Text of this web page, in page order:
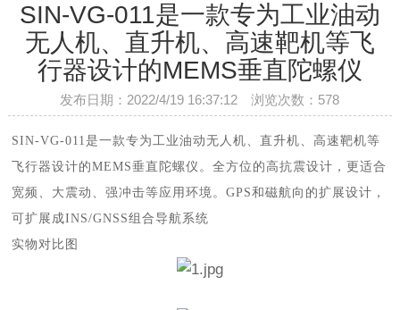
SIN-VG-011是一款专为工业油动
无人机、直升机、高速靶机等飞
行器设计的MEMS垂直陀螺仪
发布日期：2022/4/19 16:37:12 浏览次数： 578
SIN-VG-011是一款专为工业油动无人机、直升机、高速靶机等
飞行器设计的MEMS垂直陀螺仪。全方位的高抗震设计，更适合
宽频、大震动、强冲击等应用环境。GPS和磁航向的扩展设计，
可扩展成INS/GNSS组合导航系统
实物对比图